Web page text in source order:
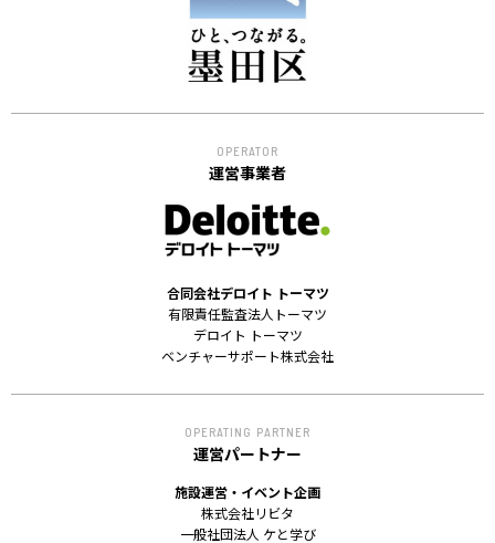
OPERATOR
運営事業者
合同会社デロイト トーマツ
有限責任監査法人トーマツ
デロイト トーマツ
ベンチャーサポート株式会社
OPERATING PARTNER
運営パートナー
施設運営・イベント企画
株式会社リビタ
一般社団法人 ケと学び